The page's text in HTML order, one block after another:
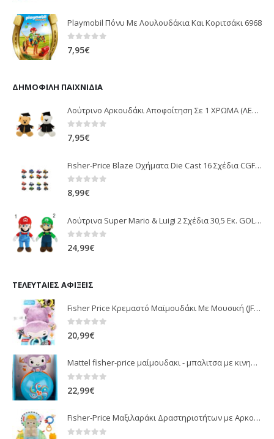
Playmobil Πόνυ Με Λουλουδάκια Και Κοριτσάκι 6968
0out of 5
7,95€
ΔΗΜΟΦΙΛΉ ΠΑΙΧΝΊΔΙΑ
Λούτρινο Αρκουδάκι Αποφοίτηση Σε 1 ΧΡΩΜΑ (ΛΕΥΚΟ)25Εκ 1850
0out of 5
7,95€
Fisher-Price Blaze Οχήματα Die Cast 16 Σχέδια CGF20
0 out of 5
8,99€
Λούτρινα Super Mario & Luigi 2 Σχέδια 30,5 Εκ. GOL13769
0 out of 5
24,99€
ΤΕΛΕΥΤΑΊΕΣ ΑΦΊΞΕΙΣ
Fisher Price Κρεμαστό Μαϊμουδάκι Με Μουσική (JFF02)
0 out of 5
20,99€
Mattel fisher-price μαίμουδακι - μπαλιτσα με κινηση JLB95
0 out of 5
22,99€
Fisher-Price Μαξιλαράκι Δραστηριοτήτων με Αρκουδάκι (JHB44)